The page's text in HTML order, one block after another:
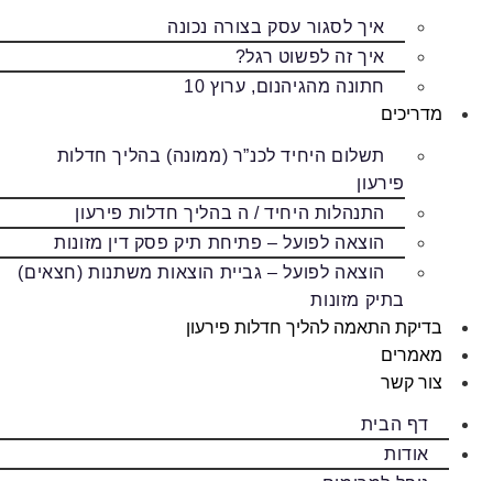
איך לסגור עסק בצורה נכונה
איך זה לפשוט רגל?
חתונה מהגיהנום, ערוץ 10
מדריכים
תשלום היחיד לכנ”ר (ממונה) בהליך חדלות
פירעון
התנהלות היחיד / ה בהליך חדלות פירעון
הוצאה לפועל – פתיחת תיק פסק דין מזונות
הוצאה לפועל – גביית הוצאות משתנות (חצאים)
בתיק מזונות
בדיקת התאמה להליך חדלות פירעון
מאמרים
צור קשר
דף הבית
אודות